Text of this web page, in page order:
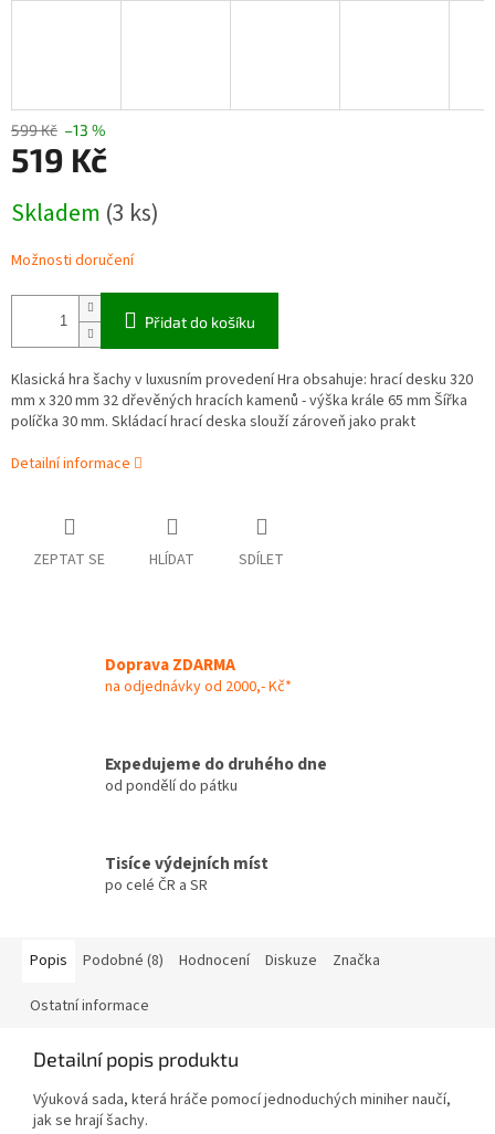
599 Kč –13 %
519 Kč
cena:
Skladem (3 ks)
Možnosti doručení
Přidat do košíku
Klasická hra šachy v luxusním provedení Hra obsahuje: hrací desku 320
mm x 320 mm 32 dřevěných hracích kamenů - výška krále 65 mm Šířka
políčka 30 mm. Skládací hrací deska slouží zároveň jako prakt
Detailní informace
ZEPTAT SE HLÍDAT SDÍLET
Doprava ZDARMA
na odjednávky od 2000,- Kč*
Expedujeme do druhého dne
od pondělí do pátku
Tisíce výdejních míst
po celé ČR a SR
Popis Podobné (8) Hodnocení Diskuze Značka
Ostatní informace
Detailní popis produktu
Výuková sada, která hráče pomocí jednoduchých miniher naučí,
jak se hrají šachy.